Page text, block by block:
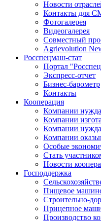
Новости
Контакты для
Фотогалерея
Видеогалерея
Совместный
Agrievolution
Росспецмаш-стат
Портал
Экспресс-отчет
Бизнес-барометр
Контакты
Кооперация
Компании
Компании
Компании
Компании
Особые
Стать
Новости
Господдержка
Пищевое
Строительно-
Прицепное
Производство